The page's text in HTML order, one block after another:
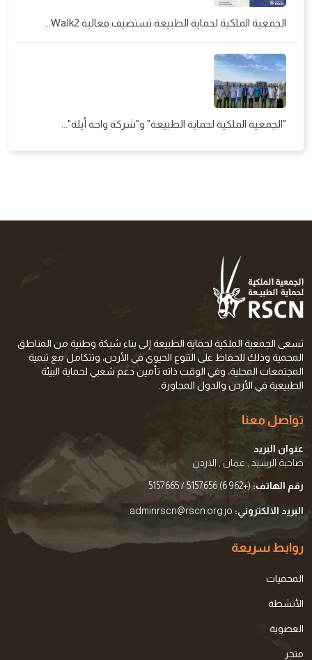
الجمعية الملكية لحماية الطبيعة تستضيف فعالية Walk2...
"الجمعية الملكية لحماية الطبيعة" و"شركة واحة أيلة"...
تسعى الجمعية الملكية لحماية الطبيعة إلى بناء شبكة وطنية من المناطق
المحمية وذلك للحفاظ على التنوع الحيوي في الأردن، وتتكامل مع تنمية
المجتمعات المحلية، وفي الوقت ذاته تأمين دعم شعبي لحماية البيئة
الطبيعية في الأردن والدول المجاورة.
تواصل معنا
عنوان البريد
ضاحية الرشيد , عمان , الاردن
رقم الهاتف: (+962 6) 5157656 / 5157665
البريد الالكتروني: adminrscn@rscn.org.jo
روابط سريعة
المحميات
الأنشطة
العضوية
متجر